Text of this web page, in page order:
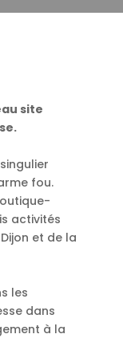
site
fou.
activités
et de la
les
dans
à la